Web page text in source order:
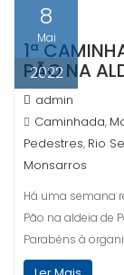
8
Mai
2022
1ª
PÃO NA
admin
Caminhada,
Pedestres, Rio
Monsarros
Há uma semana
Pão na aldeia de
Parabéns à